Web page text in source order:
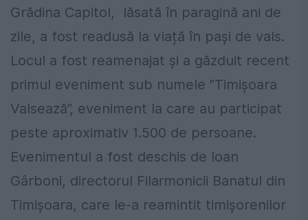
Grădina Capitol, lăsată în paragină ani de
zile, a fost readusă la viață în pași de vals.
Locul a fost reamenajat și a găzduit recent
primul eveniment sub numele ”Timișoara
Valsează”, eveniment la care au participat
peste aproximativ 1.500 de persoane.
Evenimentul a fost deschis de Ioan
Gârboni, directorul Filarmonicii Banatul din
Timișoara, care le-a reamintit timișorenilor